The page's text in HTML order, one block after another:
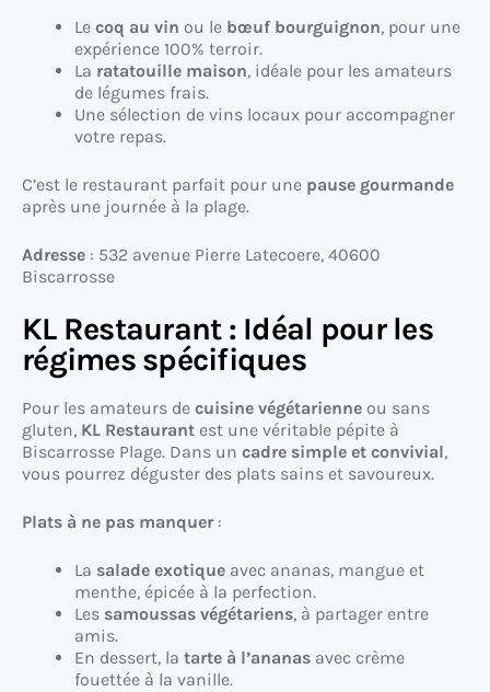
Le coq au vin ou le bœuf bourguignon, pour une
expérience 100% terroir.
La ratatouille maison, idéale pour les amateurs
de légumes frais.
Une sélection de vins locaux pour accompagner
votre repas.
C’est le restaurant parfait pour une pause gourmande
après une journée à la plage.
Adresse : 532 avenue Pierre Latecoere, 40600
Biscarrosse
KL Restaurant : Idéal pour les
régimes spécifiques
Pour les amateurs de cuisine végétarienne ou sans
gluten, KL Restaurant est une véritable pépite à
Biscarrosse Plage. Dans un cadre simple et convivial,
vous pourrez déguster des plats sains et savoureux.
Plats à ne pas manquer :
La salade exotique avec ananas, mangue et
menthe, épicée à la perfection.
Les samoussas végétariens, à partager entre
amis.
En dessert, la tarte à l’ananas avec crème
fouettée à la vanille.